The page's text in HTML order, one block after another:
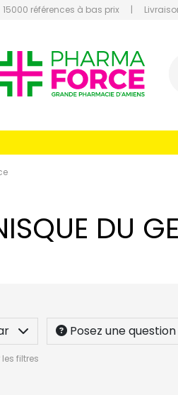
15000 références à bas prix |
DU
Posez une question
filtres